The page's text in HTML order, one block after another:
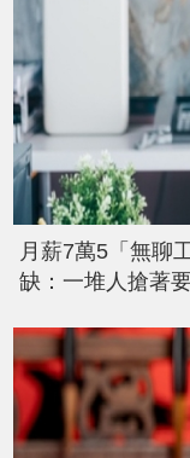
月薪7萬5「無聊
缺：一堆人搶著要